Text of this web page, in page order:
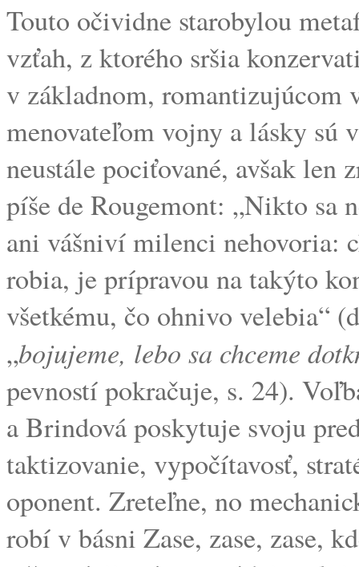
Touto očividne starobylou
vzťah, z ktorého sršia
v základnom, romantizujúcom
menovateľom vojny a lásky sú
neustále pociťované, avšak
píše de Rougemont: „Nikto sa
ani vášniví milenci nehovoria:
robia, je prípravou na takýto
všetkému, čo ohnivo velebia“
„bojujeme, lebo sa chceme
pevností pokračuje, s. 24).
a Brindová poskytuje svoju
taktizovanie, vypočítavosť,
oponent. Zreteľne, no
robí v básni Zase, zase, zase,